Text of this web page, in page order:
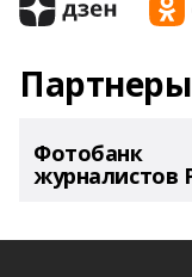
Партнеры
Фотобанк
журналистов